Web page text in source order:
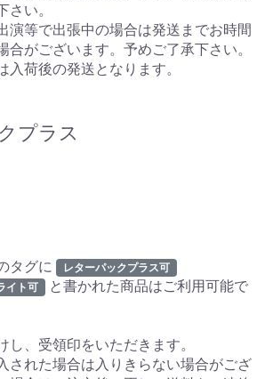
さい。
演等で出張中の場合は発送までお時間
合がございます。予めご了承下さい。
入荷後の発送となります。
プラス
タグに
レターパックプラス可
イト可 と書かれた商品はご利用可能で
し、受領印をいただきます。
された場合は入りきらない場合がござ